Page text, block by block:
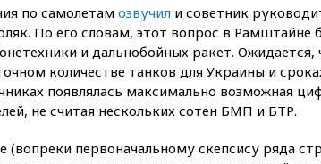
по самолетам озвучил и советник
По его словам, этот вопрос в Рамштайне
и дальнобойных ракет.
количестве танков для Украины и
появлялась максимально возможная
не считая нескольких сотен БМП и БТР.
(вопреки первоначальному скепсису ряда